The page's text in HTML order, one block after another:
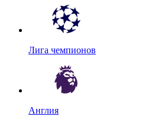
Лига чемпионов
Англия